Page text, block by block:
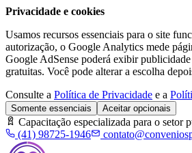
Privacidade e cookies
Usamos recursos essenciais para o site
autorização, o Google Analytics mede
Google AdSense poderá exibir publicidade
gratuitas. Você pode alterar a escolha
Consulte a Política de Privacidade e a
Somente essenciais Aceitar opcionais
Capacitação especializada para o setor
(41) 98725-1946